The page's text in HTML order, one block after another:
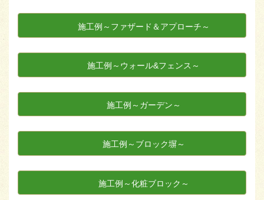
施工例～ファザード＆アプローチ～
施工例～ウォール&フェンス～
施工例～ガーデン～
施工例～ブロック塀～
施工例～化粧ブロック～